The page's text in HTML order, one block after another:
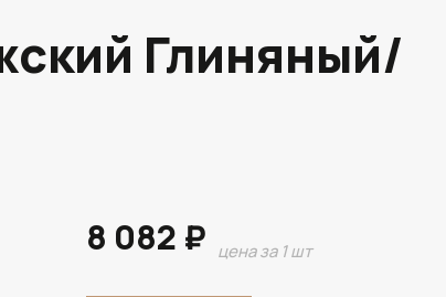
Глиняный/
8 082 ₽ цена за 1 шт